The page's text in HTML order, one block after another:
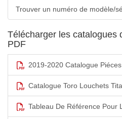
Trouver un numéro de modèle/
Télécharger les catalogues
PDF
2019-2020 Catalogue
Catalogue Toro Louchets
Tableau De Référence Pour